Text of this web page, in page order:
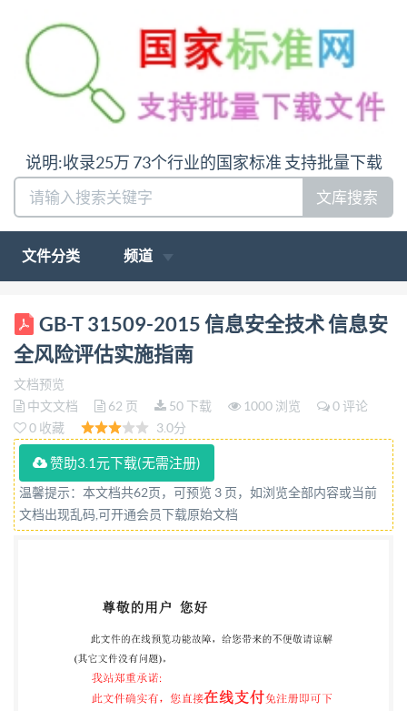
说明:收录25万 73个行业的国家标准 支持批量下载
文库搜索
文件分类 频道
GB-T 31509-2015 信息安全技术 信息安
全风险评估实施指南
文档预览
中文文档
62 页 50 下载 1000 浏览
0 评论
0 收藏
3.0分
赞助3.1元下载(无需注册)
温馨提示：本文档共62页，可预览 3 页，如浏览全部内容或当前
文档出现乱码,可开通会员下载原始文档